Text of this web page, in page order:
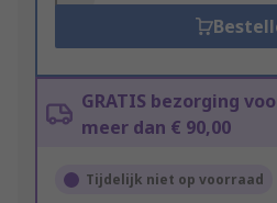
GRATIS bezorging
meer dan € 90,00
Tijdelijk niet op voorraad